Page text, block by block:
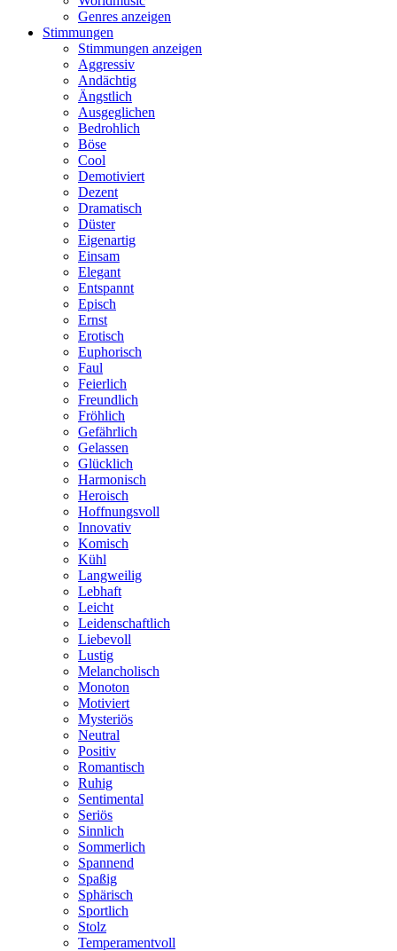
Genres anzeigen
Stimmungen
Stimmungen anzeigen
Aggressiv
Andächtig
Ängstlich
Ausgeglichen
Bedrohlich
Böse
Cool
Demotiviert
Dezent
Dramatisch
Düster
Eigenartig
Einsam
Elegant
Entspannt
Episch
Ernst
Erotisch
Euphorisch
Faul
Feierlich
Freundlich
Fröhlich
Gefährlich
Gelassen
Glücklich
Harmonisch
Heroisch
Hoffnungsvoll
Innovativ
Komisch
Kühl
Langweilig
Lebhaft
Leicht
Leidenschaftlich
Liebevoll
Lustig
Melancholisch
Monoton
Motiviert
Mysteriös
Neutral
Positiv
Romantisch
Ruhig
Sentimental
Seriös
Sinnlich
Sommerlich
Spannend
Spaßig
Sphärisch
Sportlich
Stolz
Temperamentvoll